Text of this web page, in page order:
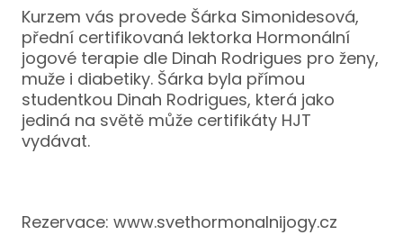
Kurzem vás provede Šárka Simonidesová,
přední certifikovaná lektorka Hormonální
jogové terapie dle Dinah Rodrigues pro ženy,
muže i diabetiky. Šárka byla přímou
studentkou Dinah Rodrigues, která jako
jediná na světě může certifikáty HJT
vydávat.
Rezervace: www.svethormonalnijogy.cz